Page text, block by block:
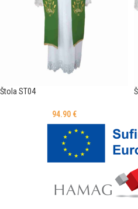
Štola ST04
94.90 €